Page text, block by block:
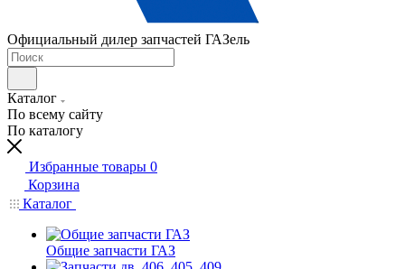
Официальный дилер запчастей ГАЗель
Каталог
По всему сайту
По каталогу
Избранные товары 0
Корзина
Каталог
Общие запчасти ГАЗ